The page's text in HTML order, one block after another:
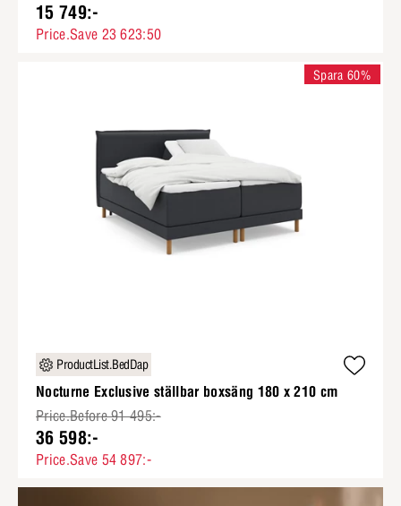
15 749:-
Price.Save 23 623:50
ProductList.BedDap
Nocturne Exclusive ställbar boxsäng 180 x 210 cm
Price.Before 91 495:-
36 598:-
Price.Save 54 897:-
Spara 60%